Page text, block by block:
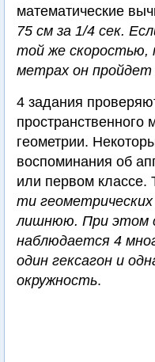
математические
75 см за 1/4 сек.
той же скоростью,
метрах он пройдет
4 задания
геометрии.
воспоминания об
или первом классе.
ти
лишнюю. При этом
наблюдается 4
один гексагон и
окружность.